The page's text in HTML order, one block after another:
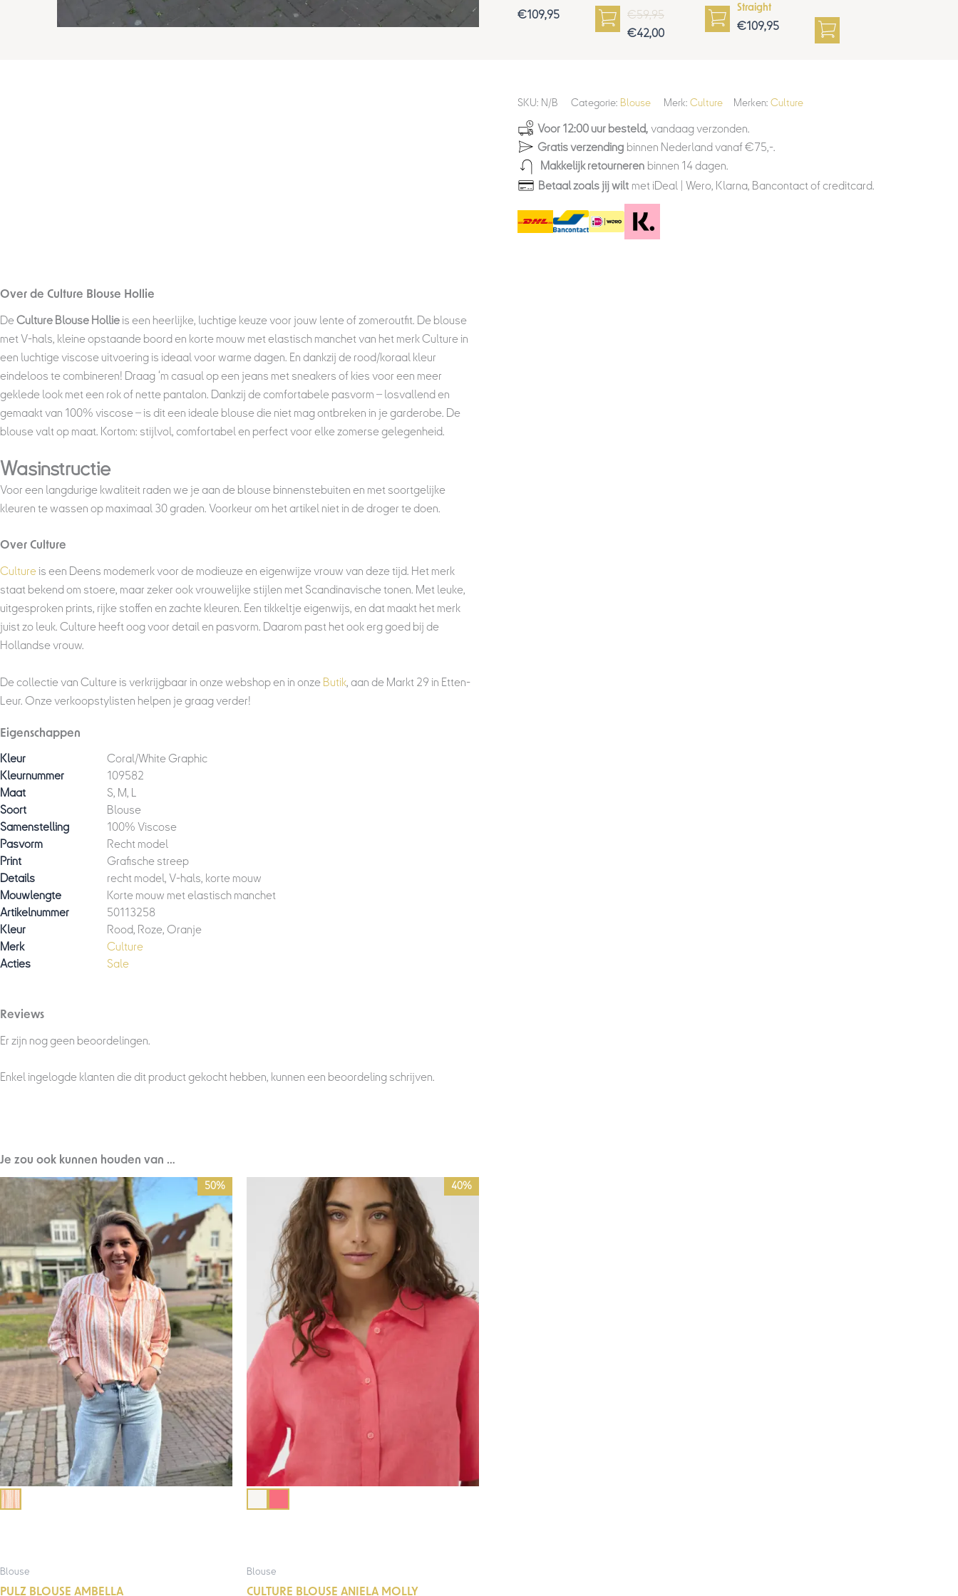
€109,95 €59,95
€42,00
Straight
€109,95
SKU: N/B Categorie: Blouse Merk: Culture Merken: Culture
Voor 12:00 uur besteld, vandaag verzonden.
Gratis verzending binnen Nederland vanaf €75,-.
Makkelijk retourneren binnen 14 dagen.
Betaal zoals jij wilt met iDeal | Wero, Klarna, Bancontact of creditcard.
Over de Culture Blouse Hollie
DeCulture Blouse Hollieis een heerlijke, luchtige keuze voor jouw lente of zomeroutfit. De blouse
met V-hals, kleine opstaande boord en korte mouw met elastisch manchet van het merk Culture in
een luchtige viscose uitvoering is ideaal voor warme dagen. En dankzij de rood/koraal kleur
eindeloos te combineren! Draag ‘m casual op een jeans met sneakers of kies voor een meer
geklede look met een rok of nette pantalon. Dankzij de comfortabele pasvorm – losvallend en
gemaakt van 100% viscose – is dit een ideale blouse die niet mag ontbreken in je garderobe. De
blouse valt op maat. Kortom: stijlvol, comfortabel en perfect voor elke zomerse gelegenheid.
Wasinstructie
Voor een langdurige kwaliteit raden we je aan de blouse binnenstebuiten en met soortgelijke
kleuren te wassen op maximaal 30 graden. Voorkeur om het artikel niet in de droger te doen.
Over Culture
Cultureis een Deens modemerk voor de modieuze en eigenwijze vrouw van deze tijd. Het merk
staat bekend om stoere, maar zeker ook vrouwelijke stijlen met Scandinavische tonen. Met leuke,
uitgesproken prints, rijke stoffen en zachte kleuren. Een tikkeltje eigenwijs, en dat maakt het merk
juist zo leuk. Culture heeft oog voor detail en pasvorm. Daarom past het ook erg goed bij de
Hollandse vrouw.
De collectie van Culture is verkrijgbaar in onze webshop en in onze Butik, aan de Markt 29 in Etten-
Leur. Onze verkoopstylisten helpen je graag verder!
Eigenschappen
Kleur
Coral/White Graphic
Kleurnummer
109582
Maat
S, M, L
Soort
Blouse
Samenstelling
100% Viscose
Pasvorm
Recht model
Print
Grafische streep
Details
recht model, V-hals, korte mouw
Mouwlengte
Korte mouw met elastisch manchet
Artikelnummer
50113258
Kleur
Rood, Roze, Oranje
Merk
Culture
Acties
Sale
Reviews
Er zijn nog geen beoordelingen.
Enkel ingelogde klanten die dit product gekocht hebben, kunnen een beoordeling schrijven.
Je zou ook kunnen houden van …
50%
Blouse
PULZ BLOUSE AMBELLA
Oorspronkelijke
prijs
was:
€69,95.
Huidige
prijs
is:
€35,00.
40%
Blouse
CULTURE BLOUSE ANIELA MOLLY
Prijsklasse:
€42,00
tot
€59,95